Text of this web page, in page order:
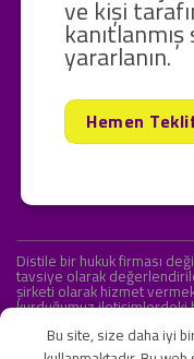
ve kişi
yararlanın.
Hemen
Distile bir hukuk firması
tavsiye olarak
şirketi olarak hizmet
kurduğumuz iletişimlerdeki
Bu site, size daha iyi